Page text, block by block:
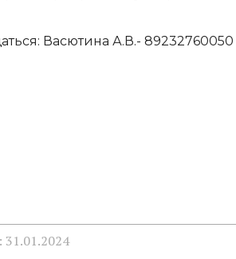
Васютина А.В.- 89232760050